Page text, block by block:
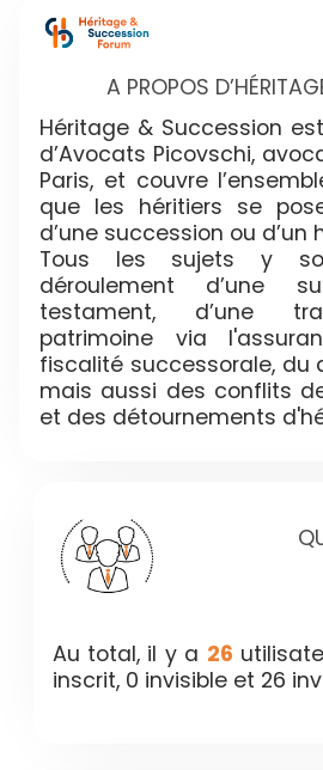
A PROPOS
Héritage & Succession
d’Avocats Picovschi,
Paris, et couvre
que les héritiers se
d’une succession ou d’un
Tous les sujets y
déroulement d’une
testament, d’une
patrimoine via
fiscalité successorale, du
mais aussi des conflits
et des détournements
Au total, il y a 26
inscrit, 0 invisible et 26